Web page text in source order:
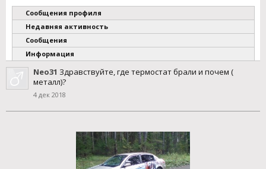
Сообщения профиля
Недавняя активность
Сообщения
Информация
Neo31 Здравствуйте, где термостат брали и почем (
металл)?
4 дек 2018